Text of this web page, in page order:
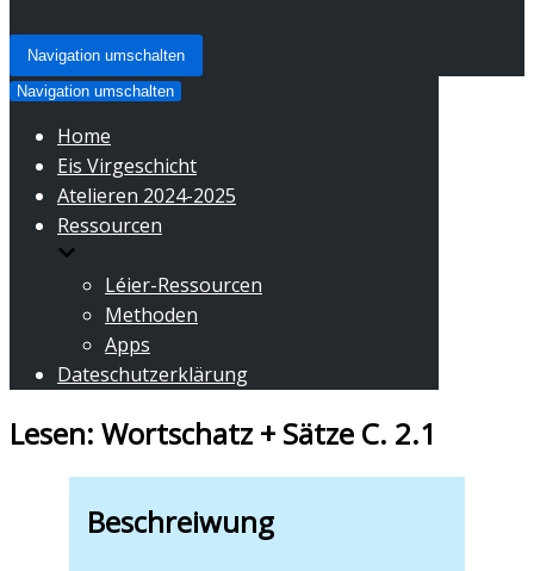
Navigation umschalten
Navigation umschalten
Home
Eis Virgeschicht
Atelieren 2024-2025
Ressourcen
Léier-Ressourcen
Methoden
Apps
Dateschutzerklärung
Lesen: Wortschatz + Sätze C. 2.1
Beschreiwung